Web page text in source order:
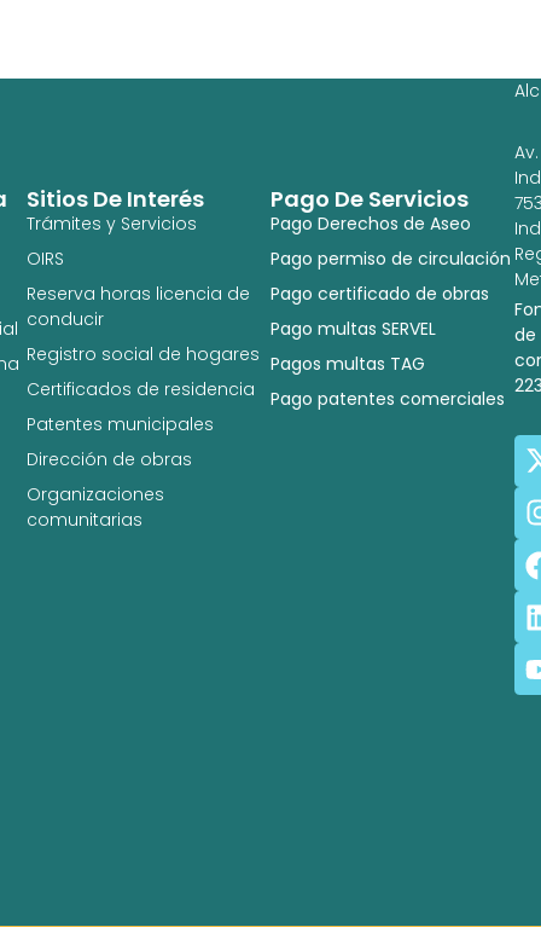
Pago De Servicios
Pago Derechos de Aseo
Pago permiso de circulación
Pago certificado de obras
Pago multas SERVEL
Pagos multas TAG
Pago patentes comerciales
Sitios De Interés
Trámites y Servicios
OIRS
Reserva horas licencia de
conducir
Registro social de hogares
Certificados de residencia
Patentes municipales
Dirección de obras
Organizaciones
comunitarias
Av.
de